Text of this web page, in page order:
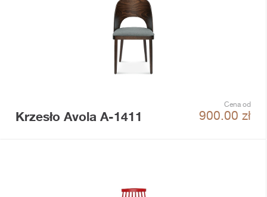
Krzesło Avola A-1411
Cena od
900.00 zł